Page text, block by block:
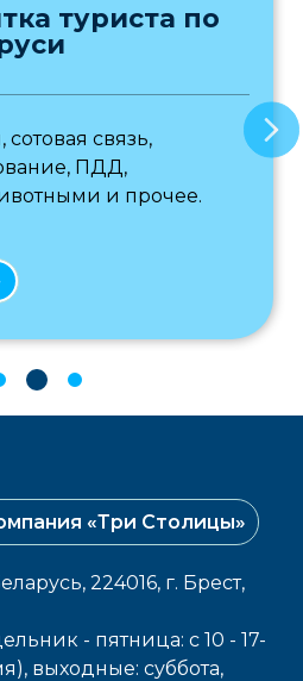
туриста по
связь,
ПДД,
и прочее.
«Три Столицы»
224016, г. Брест,
- пятница: с 10 - 17-
выходные: cуббота,